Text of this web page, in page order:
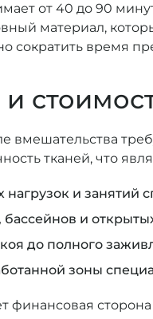
от 40 до 90
материал,
сократить время
вмешательства
тканей, что
и занятий
и
до полного
зоны
финансовая